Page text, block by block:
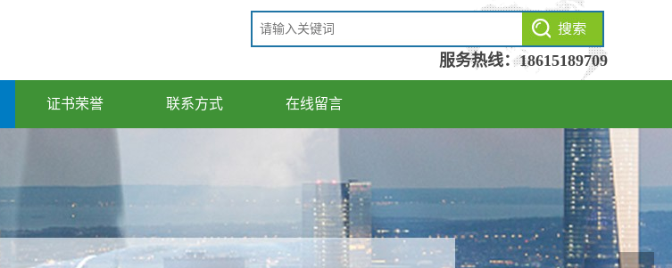
服务热线：18615189709
证书荣誉 联系方式 在线留言